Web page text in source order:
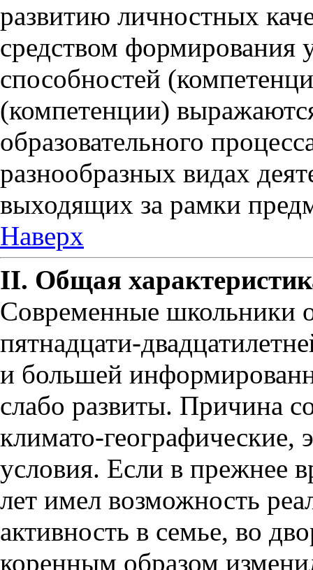
развитию личностных
средством формирования
способностей
(компетенции)
образовательного
разнообразных видах
выходящих за рамки
Наверх
II. Общая
Современные школьники
пятнадцати-
и большей
слабо развиты. Причина
климато-географические,
условия. Если в прежнее
лет имел возможность
активность в семье, во
коренным образом